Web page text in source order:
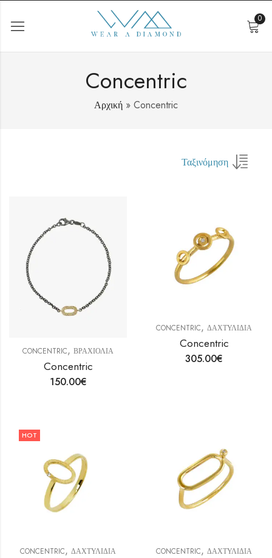
0
Concentric
Αρχική » Concentric
Ταξινόμηση
CONCENTRIC, ΒΡΑΧΙΟΛΙΑ
Concentric
150.00€
CONCENTRIC, ΔΑΧΤΥΛΙΔΙΑ
Concentric
305.00€
HOT
CONCENTRIC, ΔΑΧΤΥΛΙΔΙΑ CONCENTRIC, ΔΑΧΤΥΛΙΔΙΑ